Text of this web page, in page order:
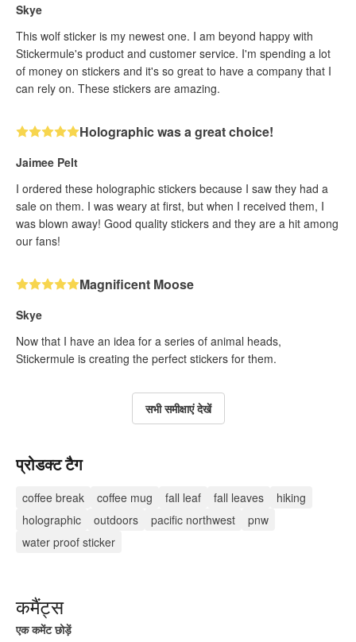
Skye
This wolf sticker is my newest one. I am beyond happy with
Stickermule's product and customer service. I'm spending a lot
of money on stickers and it's so great to have a company that I
can rely on. These stickers are amazing.
Holographic was a great choice!
Jaimee Pelt
I ordered these holographic stickers because I saw they had a
sale on them. I was weary at first, but when I received them, I
was blown away! Good quality stickers and they are a hit among
our fans!
Magnificent Moose
Skye
Now that I have an idea for a series of animal heads,
Stickermule is creating the perfect stickers for them.
सभी समीक्षाएं देखें
प्रोडक्ट टैग
coffee break coffee mug fall leaf fall leaves
hiking
holographic
outdoors pacific northwest
pnw
water proof sticker
कमैंट्स
एक कमेंट छोड़ें